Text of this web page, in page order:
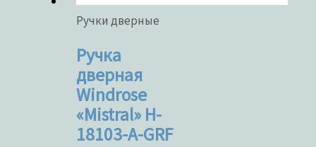
Ручки дверные
Ручка
дверная
Windrose
«Mistral» H-
18103-A-GRF